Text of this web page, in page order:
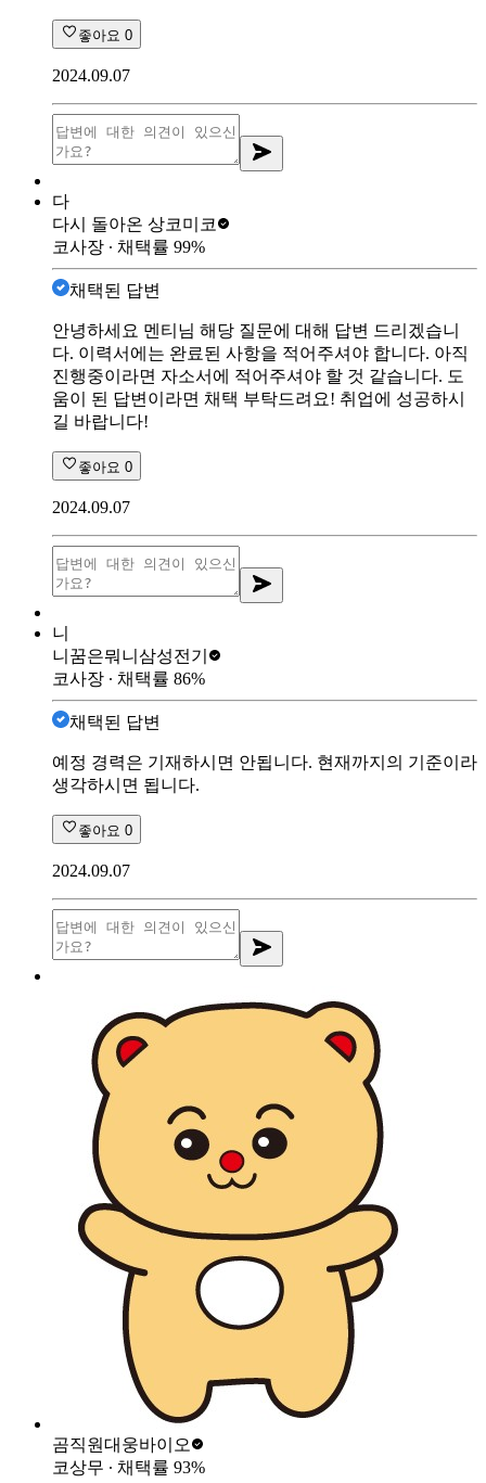
좋아요 0
2024.09.07
다
다시 돌아온 상코미코
코사장 ∙ 채택률 99%
채택된 답변
안녕하세요 멘티님 해당 질문에 대해 답변 드리겠습니
다. 이력서에는 완료된 사항을 적어주셔야 합니다. 아직
진행중이라면 자소서에 적어주셔야 할 것 같습니다. 도
움이 된 답변이라면 채택 부탁드려요! 취업에 성공하시
길 바랍니다!
좋아요 0
2024.09.07
니
니꿈은뭐니 삼성전기
코사장 ∙ 채택률 86%
채택된 답변
예정 경력은 기재하시면 안됩니다. 현재까지의 기준이라
생각하시면 됩니다.
좋아요 0
2024.09.07
곰직원대웅바이오
코상무 ∙ 채택률 93%